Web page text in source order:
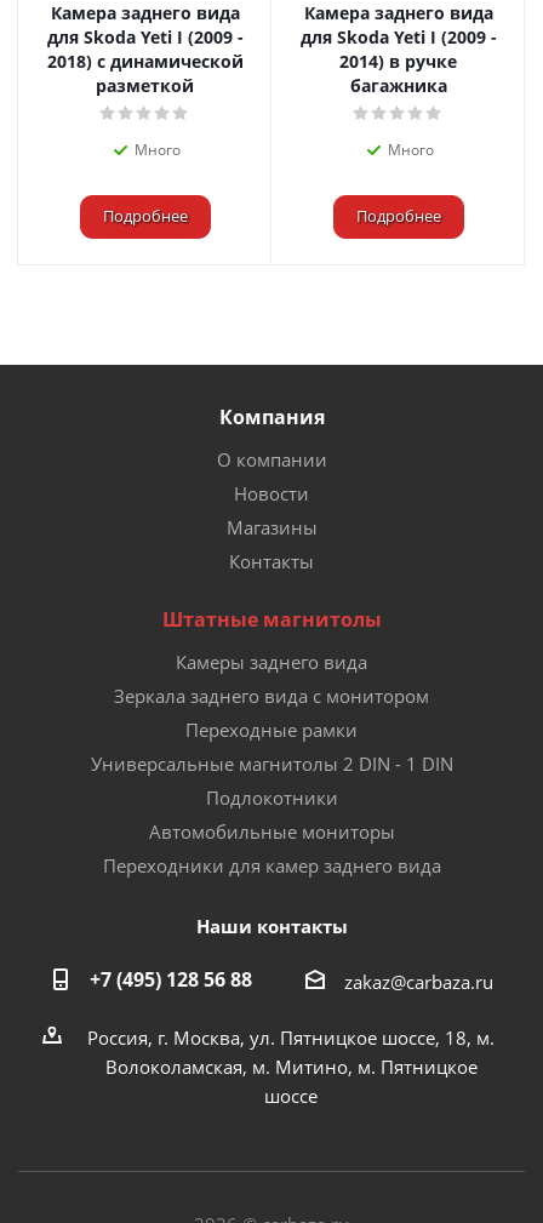
Камера заднего вида
для Skoda Yeti I (2009 -
2018) с динамической
разметкой
Много
Подробнее
Камера заднего вида
для Skoda Yeti I (2009 -
2014) в ручке
багажника
Много
Подробнее
Компания
О компании
Новости
Магазины
Контакты
Штатные магнитолы
Камеры заднего вида
Зеркала заднего вида с монитором
Переходные рамки
Универсальные магнитолы 2 DIN - 1 DIN
Подлокотники
Автомобильные мониторы
Переходники для камер заднего вида
Наши контакты
+7 (495) 128 56 88 zakaz@carbaza.ru
Россия, г. Москва, ул. Пятницкое шоссе, 18, м.
Волоколамская, м. Митино, м. Пятницкое
шоссе